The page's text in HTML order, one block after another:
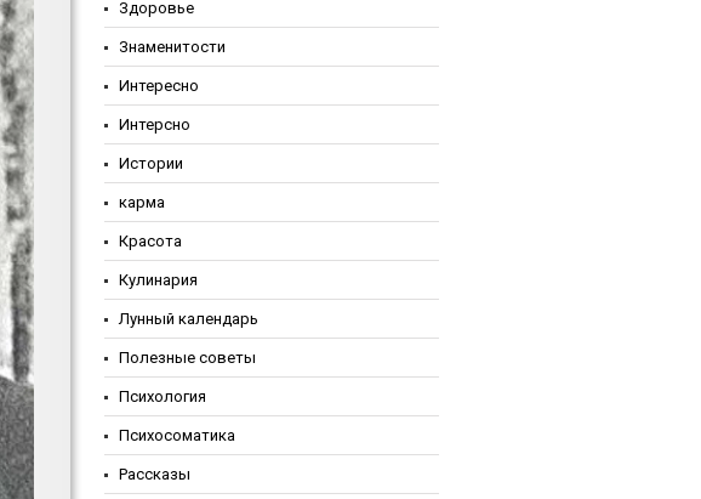
Здоровье
Знаменитости
Интересно
Интерсно
Истории
карма
Красота
Кулинария
Лунный календарь
Полезные советы
Психология
Психосоматика
Рассказы